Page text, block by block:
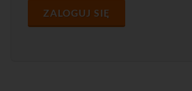
ZALOGUJ SIĘ